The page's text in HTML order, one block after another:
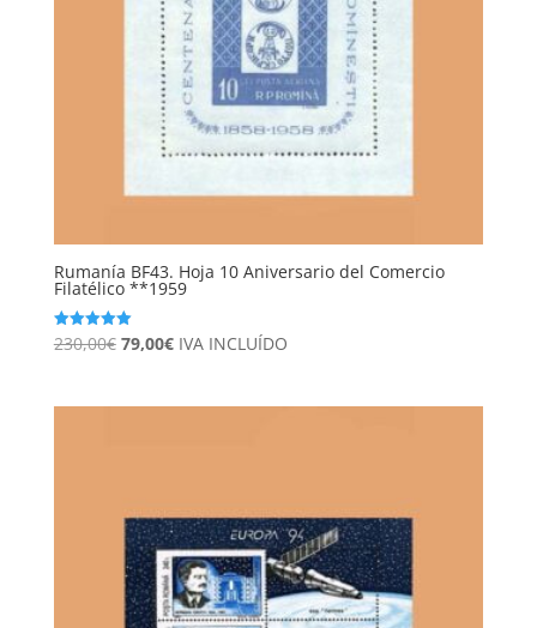
Rumanía BF43. Hoja 10 Aniversario del Comercio
Filatélico **1959
Valorado
con
230,00€ El
79,00€ElIVA INCLUÍDO